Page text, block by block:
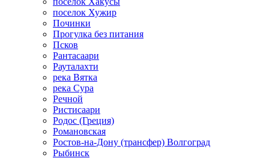
поселок Хужир
Починки
Прогулка без питания
Псков
Рантасаари
Рауталахти
река Вятка
река Сура
Речной
Ристисаари
Родос (Греция)
Романовская
Ростов-на-Дону (трансфер) Волгоград
Рыбинск